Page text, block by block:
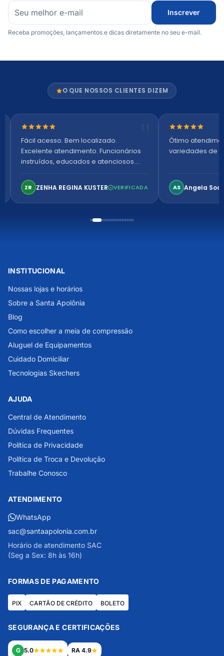
Inscrever
Receba promoções, lançamentos e dicas diretamente no seu e-mail.
O QUE NOSSOS CLIENTES DIZEM
Nota 5 de 5 estrelas
Fácil acesso. Bem localizado.
Excelente atendimento. Funcionários
instruídos, educados e atenciosos.
confortável. Perfeito!
ZR ZENHA REGINA KUSTER VERIFICADA
Nota 5 de 5
Ótimo
variedades de
AS Angela
INSTITUCIONAL
Nossas lojas e horários
Sobre a Santa Apolônia
Blog
Como escolher a meia de compressão
Aluguel de Equipamentos
Cuidado Domiciliar
Tecnologias Skechers
AJUDA
Central de Atendimento
Dúvidas Frequentes
Política de Privacidade
Política de Troca e Devolução
Trabalhe Conosco
ATENDIMENTO
WhatsApp
sac@santaapolonia.com.br
Horário de atendimento SAC
(Seg a Sex: 8h às 16h)
FORMAS DE PAGAMENTO
PIX CARTÃO DE CRÉDITO BOLETO
SEGURANÇA E CERTIFICAÇÕES
G 5.0 RA 4.9